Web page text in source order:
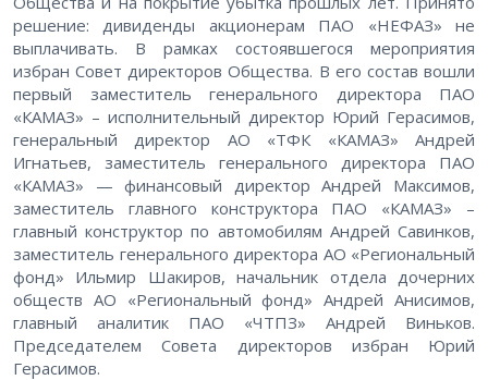
решение: дивиденды акционерам ПАО «НЕФАЗ» не
выплачивать. В рамках состоявшегося мероприятия
избран Совет директоров Общества. В его состав вошли
первый заместитель генерального директора ПАО
«КАМАЗ» – исполнительный директор Юрий Герасимов,
генеральный директор АО «ТФК «КАМАЗ» Андрей
Игнатьев, заместитель генерального директора ПАО
«КАМАЗ» — финансовый директор Андрей Максимов,
заместитель главного конструктора ПАО «КАМАЗ» –
главный конструктор по автомобилям Андрей Савинков,
заместитель генерального директора АО «Региональный
фонд» Ильмир Шакиров, начальник отдела дочерних
обществ АО «Региональный фонд» Андрей Анисимов,
главный аналитик ПАО «ЧТПЗ» Андрей Виньков.
Председателем Совета директоров избран Юрий
Герасимов.